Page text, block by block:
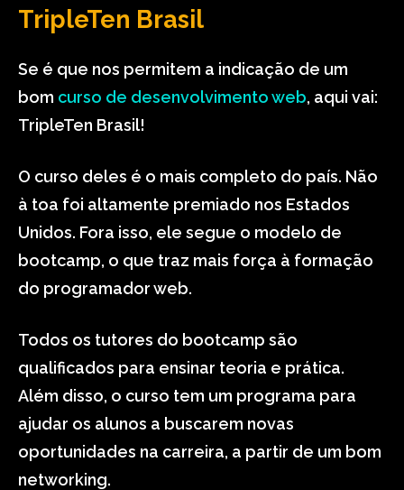
TripleTen Brasil
Se é que nos permitem a indicação de um
bom curso de desenvolvimento web, aqui vai:
TripleTen Brasil!
O curso deles é o mais completo do país. Não
à toa foi altamente premiado nos Estados
Unidos. Fora isso, ele segue o modelo de
bootcamp, o que traz mais força à formação
do programador web.
Todos os tutores do bootcamp são
qualificados para ensinar teoria e prática.
Além disso, o curso tem um programa para
ajudar os alunos a buscarem novas
oportunidades na carreira, a partir de um bom
networking.